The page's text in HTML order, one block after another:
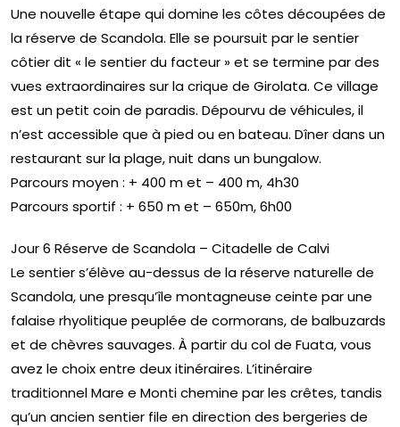
Une nouvelle étape qui domine les côtes découpées de
la réserve de Scandola. Elle se poursuit par le sentier
côtier dit « le sentier du facteur » et se termine par des
vues extraordinaires sur la crique de Girolata. Ce village
est un petit coin de paradis. Dépourvu de véhicules, il
n’est accessible que à pied ou en bateau. Dîner dans un
restaurant sur la plage, nuit dans un bungalow.
Parcours moyen : + 400 m et – 400 m, 4h30
Parcours sportif : + 650 m et – 650m, 6h00
Jour 6 Réserve de Scandola – Citadelle de Calvi
Le sentier s’élève au-dessus de la réserve naturelle de
Scandola, une presqu’île montagneuse ceinte par une
falaise rhyolitique peuplée de cormorans, de balbuzards
et de chèvres sauvages. À partir du col de Fuata, vous
avez le choix entre deux itinéraires. L’itinéraire
traditionnel Mare e Monti chemine par les crêtes, tandis
qu’un ancien sentier file en direction des bergeries de